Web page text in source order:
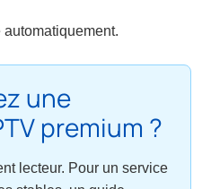
automatiquement.
une
premium ?
lecteur. Pour un service